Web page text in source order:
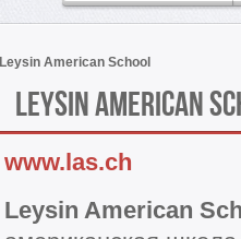
Leysin American School
Leysin American
www.las.ch
Leysin American